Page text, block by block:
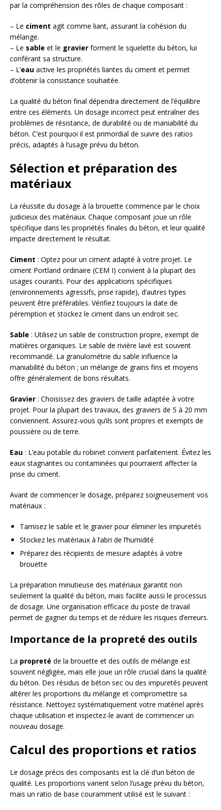
par la compréhension des rôles de chaque composant :
– Le ciment agit comme liant, assurant la cohésion du
mélange.
– Le sable et le gravier forment le squelette du béton, lui
conférant sa structure.
– L’eau active les propriétés liantes du ciment et permet
d’obtenir la consistance souhaitée.
La qualité du béton final dépendra directement de l’équilibre
entre ces éléments. Un dosage incorrect peut entraîner des
problèmes de résistance, de durabilité ou de maniabilité du
béton. C’est pourquoi il est primordial de suivre des ratios
précis, adaptés à l’usage prévu du béton.
Sélection et préparation des
matériaux
La réussite du dosage à la brouette commence par le choix
judicieux des matériaux. Chaque composant joue un rôle
spécifique dans les propriétés finales du béton, et leur qualité
impacte directement le résultat.
Ciment : Optez pour un ciment adapté à votre projet. Le
ciment Portland ordinaire (CEM I) convient à la plupart des
usages courants. Pour des applications spécifiques
(environnements agressifs, prise rapide), d’autres types
peuvent être préférables. Vérifiez toujours la date de
péremption et stockez le ciment dans un endroit sec.
Sable : Utilisez un sable de construction propre, exempt de
matières organiques. Le sable de rivière lavé est souvent
recommandé. La granulométrie du sable influence la
maniabilité du béton ; un mélange de grains fins et moyens
offre généralement de bons résultats.
Gravier : Choisissez des graviers de taille adaptée à votre
projet. Pour la plupart des travaux, des graviers de 5 à 20 mm
conviennent. Assurez-vous qu’ils sont propres et exempts de
poussière ou de terre.
Eau : L’eau potable du robinet convient parfaitement. Évitez les
eaux stagnantes ou contaminées qui pourraient affecter la
prise du ciment.
Avant de commencer le dosage, préparez soigneusement vos
matériaux :
Tamisez le sable et le gravier pour éliminer les impuretés
Stockez les matériaux à l’abri de l’humidité
Préparez des récipients de mesure adaptés à votre
brouette
La préparation minutieuse des matériaux garantit non
seulement la qualité du béton, mais facilite aussi le processus
de dosage. Une organisation efficace du poste de travail
permet de gagner du temps et de réduire les risques d’erreurs.
Importance de la propreté des outils
La propreté de la brouette et des outils de mélange est
souvent négligée, mais elle joue un rôle crucial dans la qualité
du béton. Des résidus de béton sec ou des impuretés peuvent
altérer les proportions du mélange et compromettre sa
résistance. Nettoyez systématiquement votre matériel après
chaque utilisation et inspectez-le avant de commencer un
nouveau dosage.
Calcul des proportions et ratios
Le dosage précis des composants est la clé d’un béton de
qualité. Les proportions varient selon l’usage prévu du béton,
mais un ratio de base couramment utilisé est le suivant :